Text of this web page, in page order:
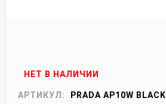
НЕТ В НАЛИЧИИ
АРТИКУЛ: PRADA AP10W BLACK